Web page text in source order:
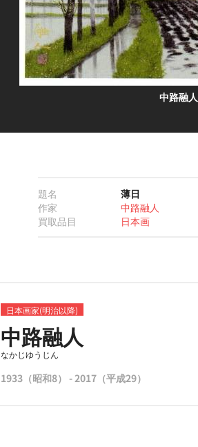
中路融人
題名
薄日
作家
中路融人
買取品目
日本画
日本画家(明治以降)
中路融人
なかじゆうじん
1933（昭和8） - 2017（平成29）